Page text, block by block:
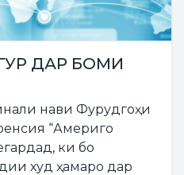
ДАР БОМИ
нави Фурудгоҳи
“Америго
ки бо
худ ҳамаро дар